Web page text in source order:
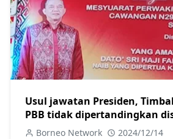
Usul jawatan Presiden,
PBB tidak dipertandingkan
Fadillah
Borneo Network 2024/12/14